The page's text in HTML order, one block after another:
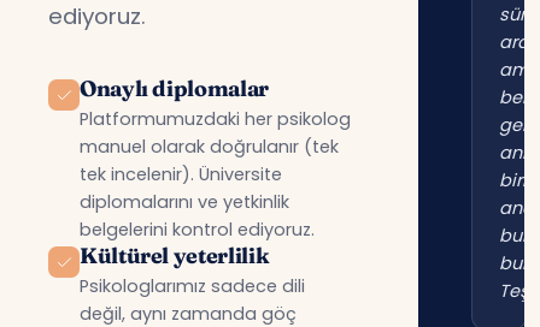
ediyoruz.
Onaylı diplomalar
Platformumuzdaki her psikolog
manuel olarak doğrulanır (tek
tek incelenir). Üniversite
diplomalarını ve yetkinlik
belgelerini kontrol ediyoruz.
Kültürel yeterlilik
Psikologlarımız sadece dili
değil, aynı zamanda göç
süre
beni